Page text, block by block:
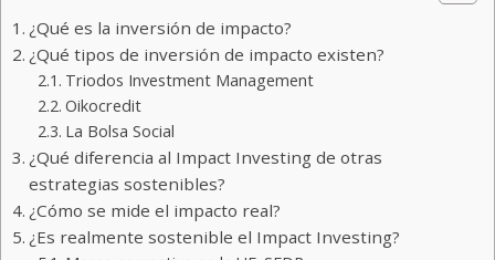
¿Qué es la inversión de impacto?
¿Qué tipos de inversión de impacto existen?
Triodos Investment Management
Oikocredit
La Bolsa Social
¿Qué diferencia al Impact Investing de otras
estrategias sostenibles?
¿Cómo se mide el impacto real?
¿Es realmente sostenible el Impact Investing?